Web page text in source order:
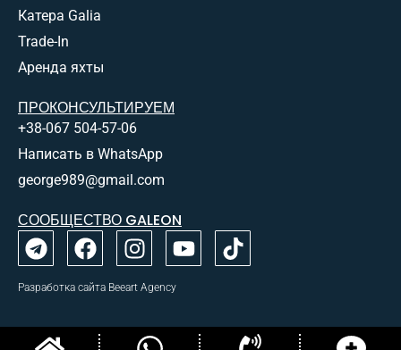
Катера Galia
Trade-In
Аренда яхты
ПРОКОНСУЛЬТИРУЕМ
+38-067 504-57-06
Написать в WhatsApp
george989@gmail.com
СООБЩЕСТВО GALEON
Разработка сайта Beeart Agency